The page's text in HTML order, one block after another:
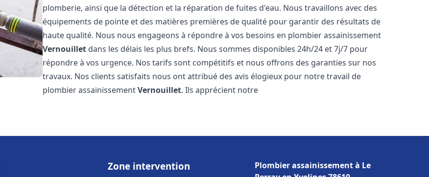
plomberie, ainsi que la détection et la réparation de fuites d'eau. Nous travaillons avec des
équipements de pointe et des matières premières de qualité pour garantir des résultats de
haute qualité. Nous nous engageons à répondre à vos besoins en plombier assainissement
Vernouillet dans les délais les plus brefs. Nous sommes disponibles 24h/24 et 7j/7 pour
répondre à vos urgence. Nos tarifs sont compétitifs et nous offrons des garanties sur nos
travaux. Nos clients satisfaits nous ont attribué des avis élogieux pour notre travail de
plombier assainissementVernouillet. Ils apprécient notre
Zone intervention
Plombier assainissement à Le